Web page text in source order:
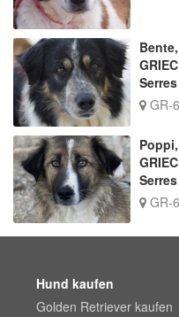
Serres
GR-
Serres
GR-
Hund kaufen
Golden Retriever kaufen